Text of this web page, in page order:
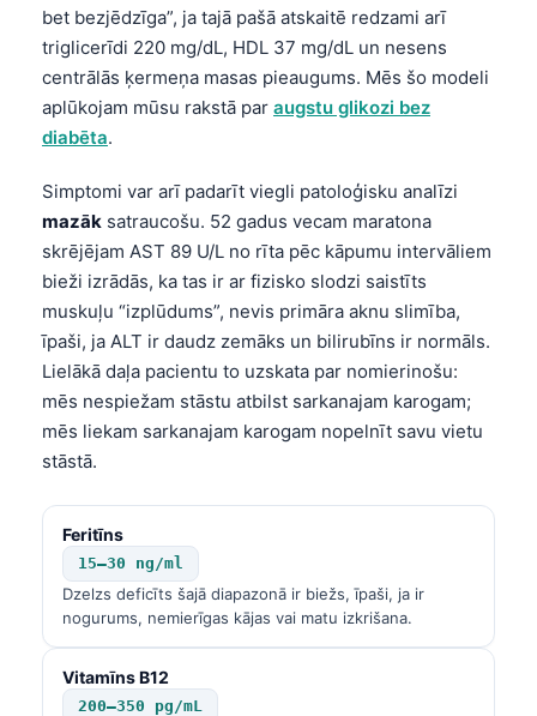
bet bezjēdzīga”, ja tajā pašā atskaitē redzami arī
triglicerīdi 220 mg/dL, HDL 37 mg/dL un nesens
centrālās ķermeņa masas pieaugums. Mēs šo modeli
aplūkojam mūsu rakstā par augstu glikozi bez
diabēta.
Simptomi var arī padarīt viegli patoloģisku analīzi
mazāk satraucošu. 52 gadus vecam maratona
skrējējam AST 89 U/L no rīta pēc kāpumu intervāliem
bieži izrādās, ka tas ir ar fizisko slodzi saistīts
muskuļu “izplūdums”, nevis primāra aknu slimība,
īpaši, ja ALT ir daudz zemāks un bilirubīns ir normāls.
Lielākā daļa pacientu to uzskata par nomierinošu:
mēs nespiežam stāstu atbilst sarkanajam karogam;
mēs liekam sarkanajam karogam nopelnīt savu vietu
stāstā.
Feritīns
15–30 ng/ml
Dzelzs deficīts šajā diapazonā ir biežs, īpaši, ja ir
nogurums, nemierīgas kājas vai matu izkrišana.
Vitamīns B12
200–350 pg/mL